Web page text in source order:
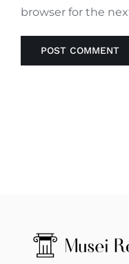
browser for the